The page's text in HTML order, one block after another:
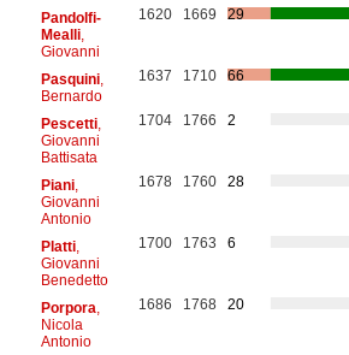
Pandolfi-
Mealli,
Giovanni
1620 1669 29
Pasquini,
Bernardo
1637 1710 66
Pescetti,
Giovanni
Battisata
1704 1766 2
Piani,
Giovanni
Antonio
1678 1760 28
Platti,
Giovanni
Benedetto
1700 1763 6
Porpora
Nicola
Antonio
1686 1768 20